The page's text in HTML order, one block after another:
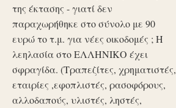
της έκτασης - γιατί δεν
παραχωρήθηκε στο σύνολο με 90
ευρώ το τ.μ. για νέες οικοδομές ; Η
λεηλασία στο ΕΛΛΗΝΙΚΟ έχει
σφραγίδα. (Τραπεζίτες, χρηματιστές,
εταιρίες ,εφοπλιστές, ρασοφόρους,
αλλοδαπούς, υλιστές, ληστές,